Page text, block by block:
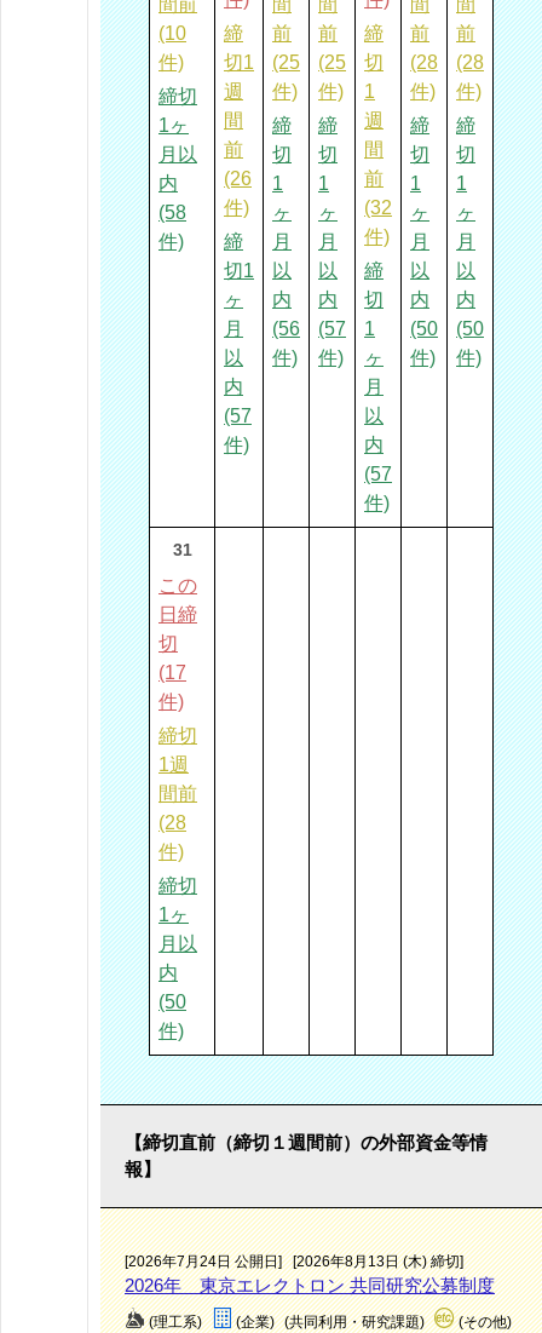
間前
(10
件)
締切
1ヶ
月以
内
(58
件)
締
切1
週
間
前
(26
件)
締
切1
ヶ
月
以
内
(57
件)
間
前
(25
件)
締
切
1
ヶ
月
以
内
(56
件)
間
前
(25
件)
締
切
1
ヶ
月
以
内
(57
件)
締
切
1
週
間
前
(32
件)
締
切
1
ヶ
月
以
内
(57
件)
間
前
(28
件)
締
切
1
ヶ
月
以
内
(50
件)
間
前
(28
件)
締
切
1
ヶ
月
以
内
(50
件)
31
この
日締
切
(17
件)
締切
1週
間前
(28
件)
締切
1ヶ
月以
内
(50
件)
【締切直前（締切１週間前）の外部資金等情
報】
[2026年7月24日 公開日] [2026年8月13日 (木) 締切]
2026年 東京エレクトロン 共同研究公募制度
(理工系) (企業) (共同利用・研究課題) (その他)